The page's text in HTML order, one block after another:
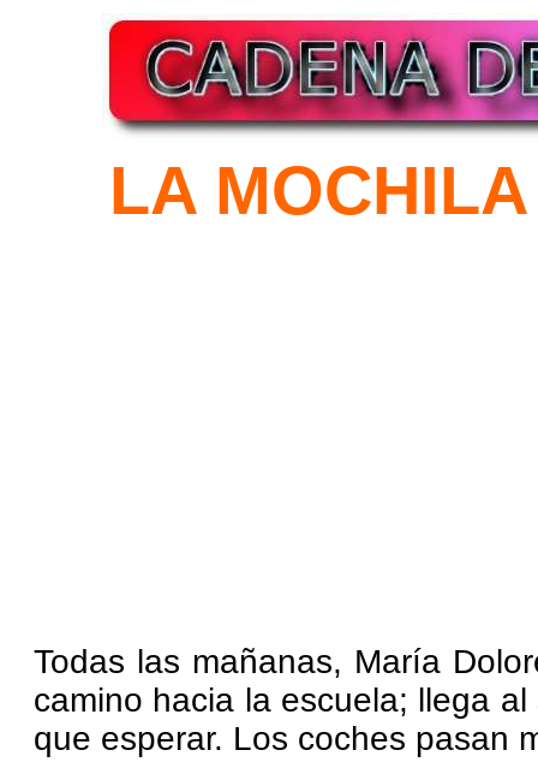
LA
Todas las mañanas, María
camino hacia la escuela; llega
que esperar. Los coches pasan